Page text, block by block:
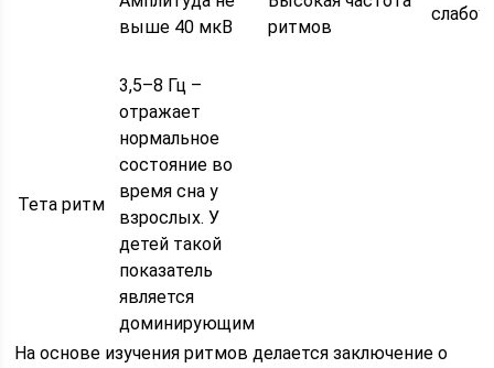
выше 40 мкВ
ритмов
Тета ритм
3,5–8 Гц –
отражает
нормальное
состояние во
время сна у
взрослых. У
детей такой
показатель
является
доминирующим
На основе изучения ритмов делается заключение о